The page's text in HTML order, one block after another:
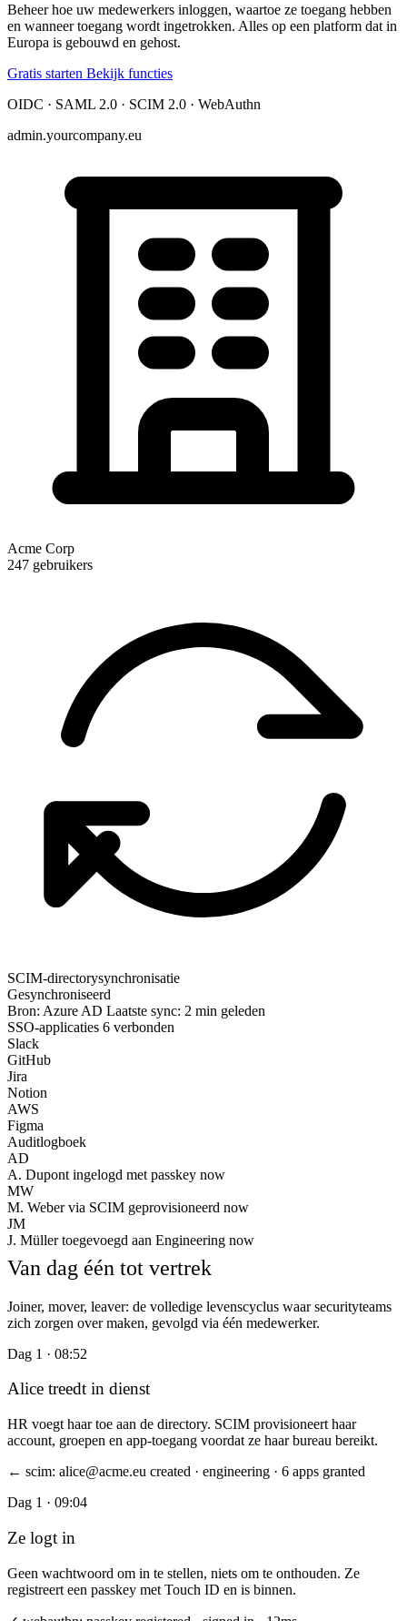
Beheer hoe uw medewerkers inloggen, waartoe ze toegang hebben
en wanneer toegang wordt ingetrokken. Alles op een platform dat in
Europa is gebouwd en gehost.
Gratis starten Bekijk functies
OIDC · SAML 2.0 · SCIM 2.0 · WebAuthn
admin.yourcompany.eu
Acme Corp
247 gebruikers
SCIM-directorysynchronisatie
Gesynchroniseerd
Bron: Azure AD Laatste sync: 2 min geleden
SSO-applicaties 6 verbonden
Slack
GitHub
Jira
Notion
AWS
Figma
Auditlogboek
SR
S. Rossigeverifieerd via SSOnow
AD
A. Dupontingelogd met passkeynow
MW
M. Webervia SCIM geprovisioneerdnow
J. Müller toegevoegd aan Engineering
Van dag één tot vertrek
Joiner, mover, leaver: de volledige levenscyclus waar securityteams
zich zorgen over maken, gevolgd via één medewerker.
Dag 1 · 08:52
Alice treedt in dienst
HR voegt haar toe aan de directory. SCIM provisioneert haar
account, groepen en app-toegang voordat ze haar bureau bereikt.
← scim: alice@acme.eu created · engineering · 6 apps granted
Dag 1 · 09:04
Ze logt in
Geen wachtwoord om in te stellen, niets om te onthouden. Ze
registreert een passkey met Touch ID en is binnen.